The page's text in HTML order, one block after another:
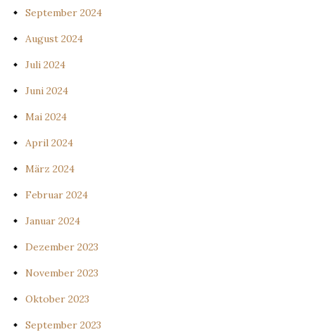
September 2024
August 2024
Juli 2024
Juni 2024
Mai 2024
April 2024
März 2024
Februar 2024
Januar 2024
Dezember 2023
November 2023
Oktober 2023
September 2023